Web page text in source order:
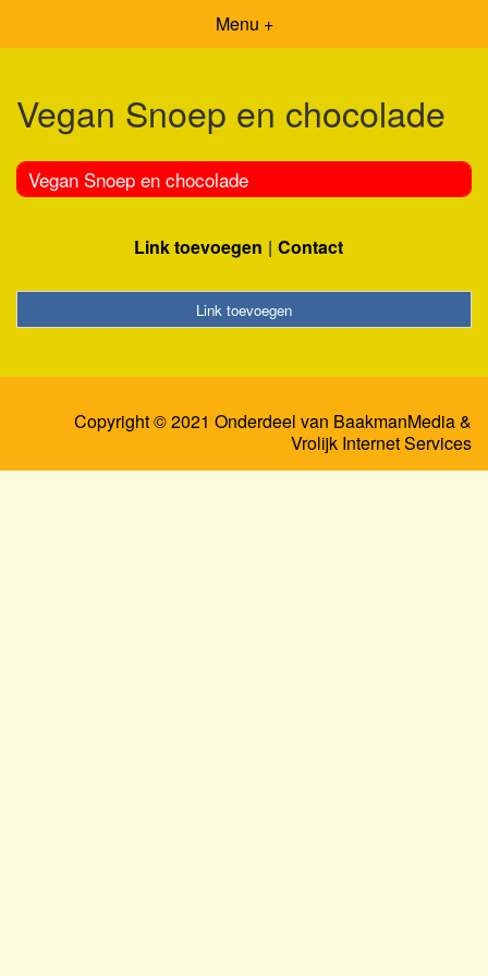
Menu +
Vegan Snoep en chocolade
Vegan Snoep en chocolade
Link toevoegen Contact
Link toevoegen
Copyright © 2021 Onderdeel van BaakmanMedia&
Vrolijk Internet Services